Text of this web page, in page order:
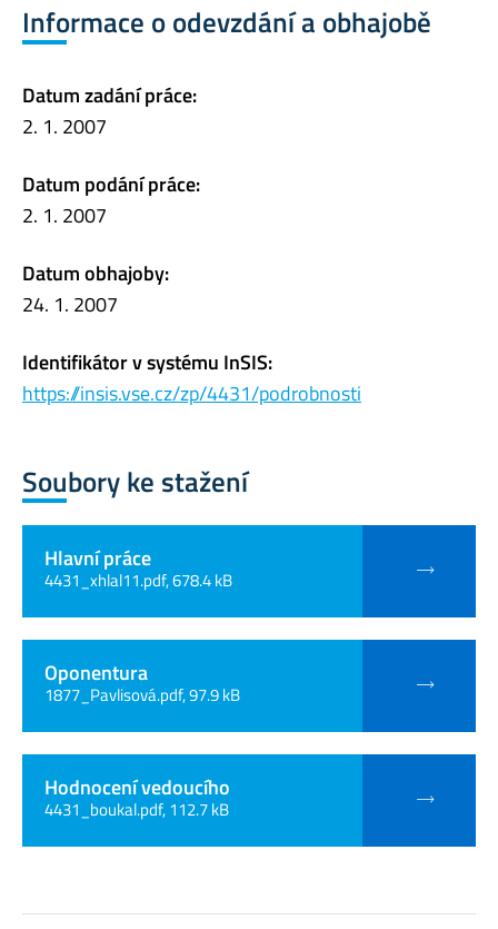
Informace o odevzdání a obhajobě
Datum zadání práce:
2. 1. 2007
Datum podání práce:
2. 1. 2007
Datum obhajoby:
24. 1. 2007
Identifikátor v systému InSIS:
https://insis.vse.cz/zp/4431/podrobnosti
Soubory ke stažení
Hlavní práce
4431_xhlal11.pdf, 678.4 kB
Oponentura
1877_Pavlisová.pdf, 97.9 kB
Hodnocení vedoucího
4431_boukal.pdf, 112.7 kB